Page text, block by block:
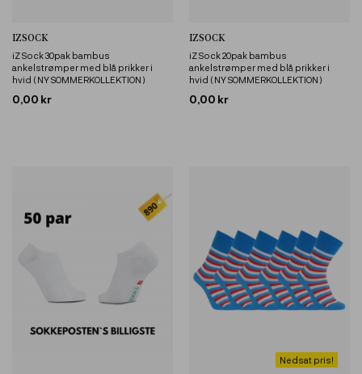
IZSOCK
iZ Sock 30pak bambus
ankelstrømper med blå prikker i
hvid ( NY SOMMERKOLLEKTION )
0,00 kr
IZSOCK
iZ Sock 20pak bambus
ankelstrømper med blå prikker i
hvid ( NY SOMMERKOLLEKTION )
0,00 kr
Nedsat pris!